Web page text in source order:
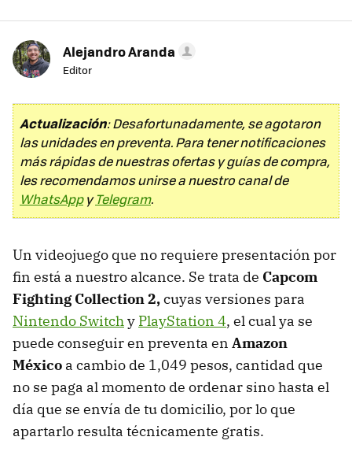
Alejandro Aranda
Editor
Actualización: Desafortunadamente, se agotaron
las unidades en preventa. Para tener notificaciones
más rápidas de nuestras ofertas y guías de compra,
les recomendamos unirse a nuestro canal de
WhatsAppyTelegram.
Un videojuego que no requiere presentación por
fin está a nuestro alcance. Se trata de Capcom
Fighting Collection 2,cuyas versiones para
Nintendo Switchy PlayStation 4, el cual ya se
puede conseguir en preventa en Amazon
México a cambio de 1,049 pesos, cantidad que
no se paga al momento de ordenar sino hasta el
día que se envía de tu domicilio, por lo que
apartarlo resulta técnicamente gratis.